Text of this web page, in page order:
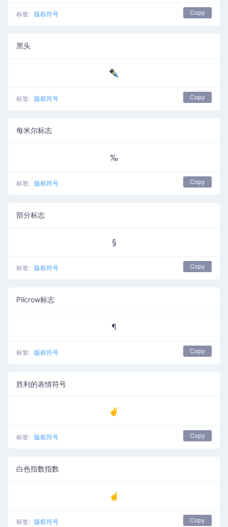
标签: 版权符号 Copy
黑头
✒
标签: 版权符号 Copy
每米尔标志
‰
标签: 版权符号 Copy
部分标志
§
标签: 版权符号 Copy
Pilcrow标志
¶
标签: 版权符号 Copy
胜利的表情符号
✌️
标签: 版权符号 Copy
白色指数指数
☝
标签: 版权符号 Copy